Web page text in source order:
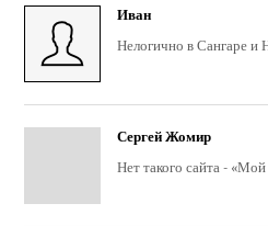
Иван
Нелогично в Сангаре и
Сергей Жомир
Нет такого сайта -